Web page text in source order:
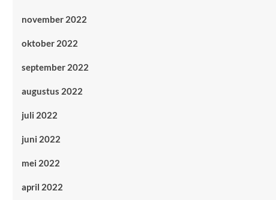
november 2022
oktober 2022
september 2022
augustus 2022
juli 2022
juni 2022
mei 2022
april 2022